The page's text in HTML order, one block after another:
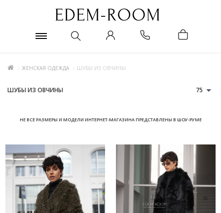
ЖЕНСКАЯ ОДЕЖДА ШУБЫ ИЗ ОВЧИНЫ
ШУБЫ ИЗ ОВЧИНЫ
НЕ ВСЕ РАЗМЕРЫ И МОДЕЛИ ИНТЕРНЕТ-МАГАЗИНА ПРЕДСТАВЛЕНЫ В ШОУ-РУМЕ
75